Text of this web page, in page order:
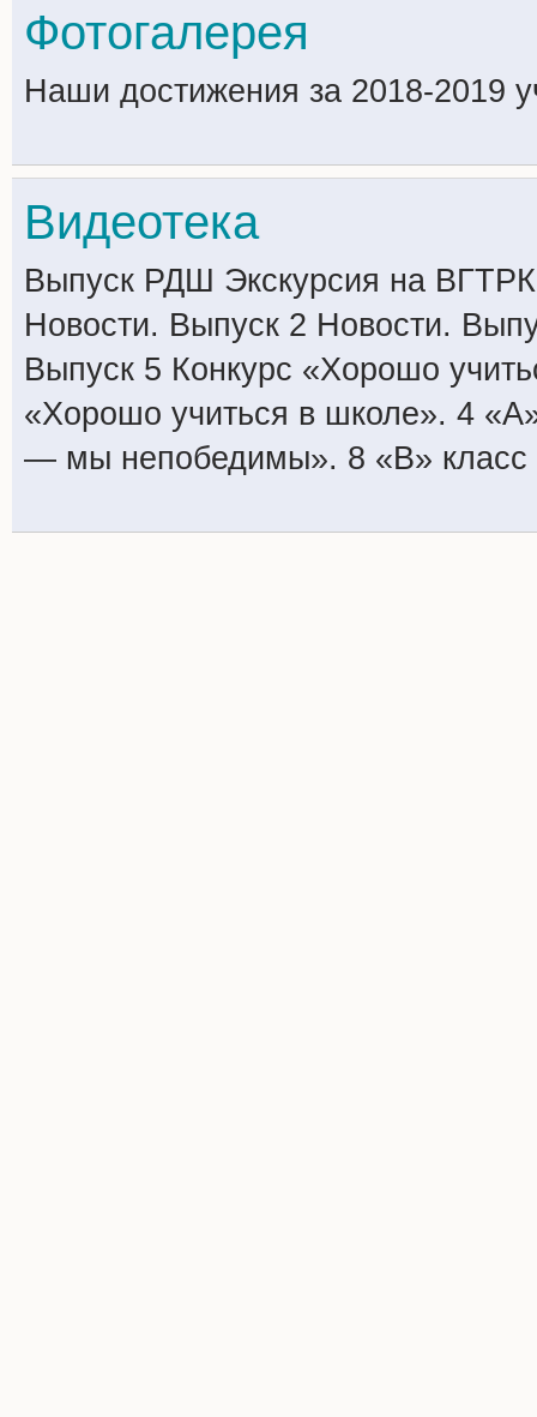
Фотогалерея
Наши достижения за 2018-2019
Видеотека
Выпуск РДШ Экскурсия на
Новости. Выпуск 2 Новости.
Выпуск 5 Конкурс «Хорошо
«Хорошо учиться в школе». 4
— мы непобедимы». 8 «В» класс